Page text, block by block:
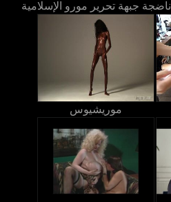
ناضجة جبهة تحرير مورو الإسلامية
موريشيوس